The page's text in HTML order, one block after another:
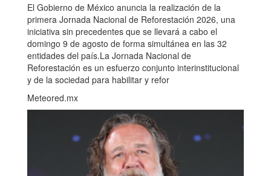
El Gobierno de México anuncia la realización de la
primera Jornada Nacional de Reforestación 2026, una
iniciativa sin precedentes que se llevará a cabo el
domingo 9 de agosto de forma simultánea en las 32
entidades del país.La Jornada Nacional de
Reforestación es un esfuerzo conjunto interinstitucional
y de la sociedad para habilitar y refor
Meteored.mx